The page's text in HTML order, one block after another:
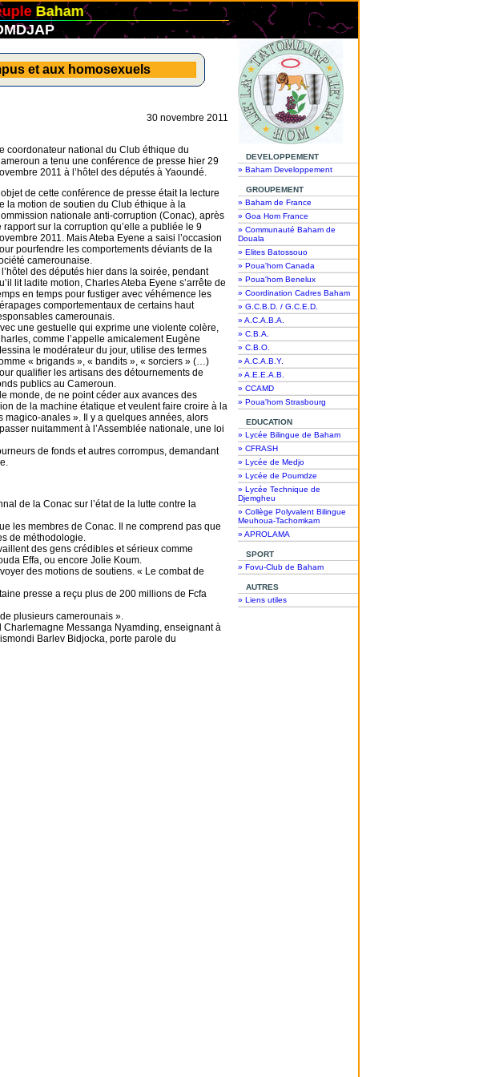
Baham
DEVELOPPEMENT
» Baham Developpement
GROUPEMENT
» Baham de France
» Goa Hom France
» Communauté Baham de
Douala
» Elites Batossouo
» Poua'hom Canada
» Poua'hom Benelux
» Coordination Cadres Baham
» G.C.B.D. / G.C.E.D.
» A.C.A.B.A.
» C.B.A.
» C.B.O.
» A.C.A.B.Y.
» A.E.E.A.B.
» CCAMD
» Poua'hom Strasbourg
EDUCATION
» Lycée Bilingue de Baham
» CFRASH
» Lycée de Medjo
» Lycée de Poumdze
» Lycée Technique de
Djemgheu
» Collège Polyvalent Bilingue
Meuhoua-Tachomkam
» APROLAMA
SPORT
» Fovu-Club de Baham
AUTRES
» Liens utiles
et aux homosexuels
30 novembre 2011
coordonateur national du Club éthique du
a tenu une conférence de presse hier 29
2011 à l’hôtel des députés à Yaoundé.
de cette conférence de presse était la lecture
la motion de soutien du Club éthique à la
nationale anti-corruption (Conac), après
rapport sur la corruption qu’elle a publiée le 9
2011. Mais Ateba Eyene a saisi l’occasion
pourfendre les comportements déviants de la
camerounaise.
l’hôtel des députés hier dans la soirée, pendant
lit ladite motion, Charles Ateba Eyene s’arrête de
en temps pour fustiger avec véhémence les
comportementaux de certains haut
camerounais.
une gestuelle qui exprime une violente colère,
comme l’appelle amicalement Eugène
le modérateur du jour, utilise des termes
« brigands », « bandits », « sorciers » (…)
qualifier les artisans des détournements de
publics au Cameroun.
monde, de ne point céder aux avances des
de la machine étatique et veulent faire croire à la
magico-anales ». Il y a quelques années, alors
nuitamment à l’Assemblée nationale, une loi
de fonds et autres corrompus, demandant
de la Conac sur l’état de la lutte contre la
les membres de Conac. Il ne comprend pas que
de méthodologie.
des gens crédibles et sérieux comme
Effa, ou encore Jolie Koum.
des motions de soutiens. « Le combat de
presse a reçu plus de 200 millions de Fcfa
plusieurs camerounais ».
Charlemagne Messanga Nyamding, enseignant à
Barlev Bidjocka, porte parole du